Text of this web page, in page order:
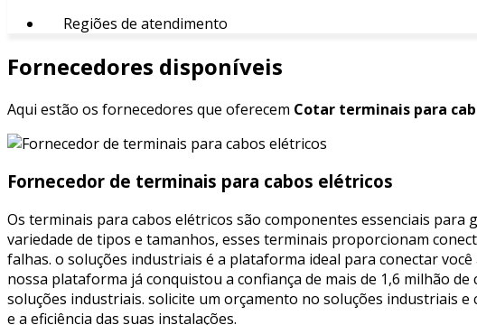
Regiões de atendimento
Fornecedores disponíveis
Aqui estão os fornecedores que oferecem Cotar terminais para
Fornecedor de terminais para cabos elétricos
Os terminais para cabos elétricos são componentes essenciais
variedade de tipos e tamanhos, esses terminais proporcionam
falhas. o soluções industriais é a plataforma ideal para conectar
nossa plataforma já conquistou a confiança de mais de 1,6 milhão
soluções industriais. solicite um orçamento no soluções industriais
e a eficiência das suas instalações.